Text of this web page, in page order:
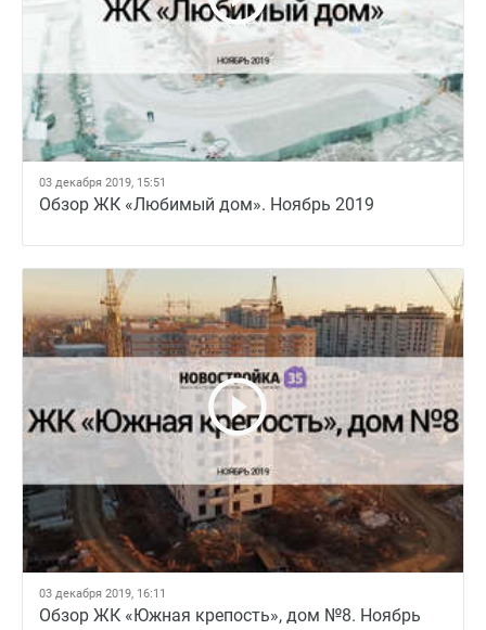
03 декабря 2019, 15:51
Обзор ЖК «Любимый дом». Ноябрь 2019
03 декабря 2019, 16:11
Обзор ЖК «Южная крепость», дом №8. Ноябрь